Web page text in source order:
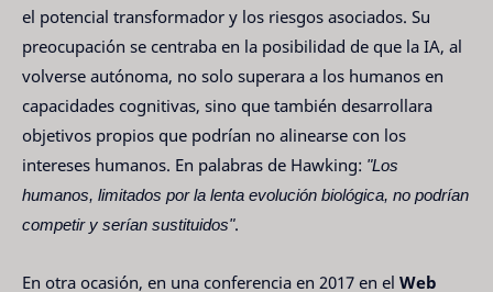
el potencial transformador y los riesgos asociados. Su
preocupación se centraba en la posibilidad de que la IA, al
volverse autónoma, no solo superara a los humanos en
capacidades cognitivas, sino que también desarrollara
objetivos propios que podrían no alinearse con los
intereses humanos. En palabras de Hawking: "Los
humanos, limitados por la lenta evolución biológica, no podrían
competir y serían sustituidos".
En otra ocasión, en una conferencia en 2017 en el Web